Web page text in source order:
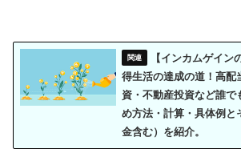
【インカムゲイン
得生活の達成の道！高配
資・不動産投資など誰で
め方法・計算・具体例と
金含む）を紹介。